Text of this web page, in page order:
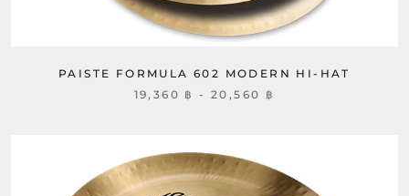
PAISTE FORMULA 602 MODERN HI-HAT
19,360 ฿ - 20,560 ฿